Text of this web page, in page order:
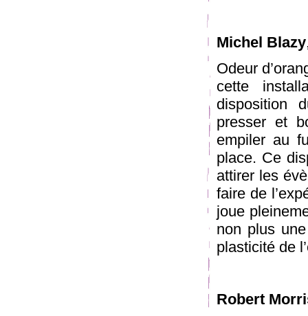
Michel Blazy
Odeur
cette
disposition
presser et
empiler au
place. Ce
attirer les
faire de
joue
non plus
plasticité de
Robert